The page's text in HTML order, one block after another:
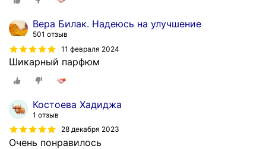
Вера Билак. Надеюсь на улучшение
501 отзыв
11 февраля 2024
Шикарный парфюм
Костоева Хадиджа
1 отзыв
28 декабря 2023
Очень понравилось